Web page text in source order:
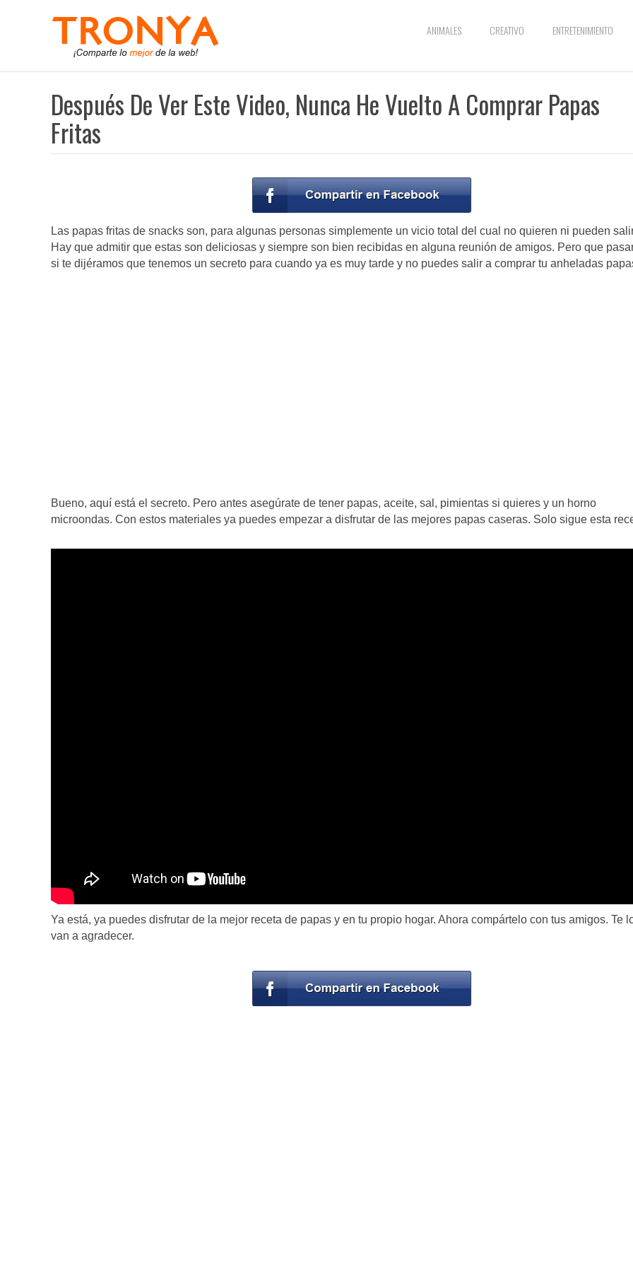
ANIMALES CREATIVO ENTRETENIMIENTO
Después De Ver Este Video, Nunca He Vuelto A Comprar Papas
Fritas
Las papas fritas de snacks son, para algunas personas simplemente un vicio total del cual no quieren ni pueden
Hay que admitir que estas son deliciosas y siempre son bien recibidas en alguna reunión de amigos. Pero que
si te dijéramos que tenemos un secreto para cuando ya es muy tarde y no puedes salir a comprar tu anheladas
Bueno, aquí está el secreto. Pero antes asegúrate de tener papas, aceite, sal, pimientas si quieres y un horno
microondas. Con estos materiales ya puedes empezar a disfrutar de las mejores papas caseras. Solo sigue esta
Ya está, ya puedes disfrutar de la mejor receta de papas y en tu propio hogar. Ahora compártelo con tus amigos. Te
van a agradecer.